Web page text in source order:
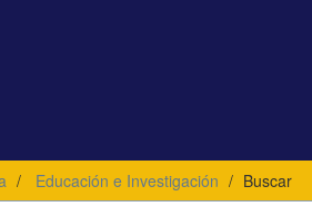
Educación e Investigación Buscar